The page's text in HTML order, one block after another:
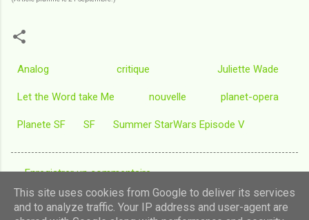
Analog critique Juliette Wade
Let the Word take Me nouvelle planet-opera
Planete SF SF Summer StarWars Episode V
C
o
Enregistrer un commentaire
This site uses cookies from Google to deliver its services
and to analyze traffic. Your IP address and user-agent are